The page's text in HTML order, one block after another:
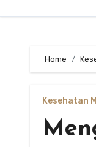
Home
Kesehatan